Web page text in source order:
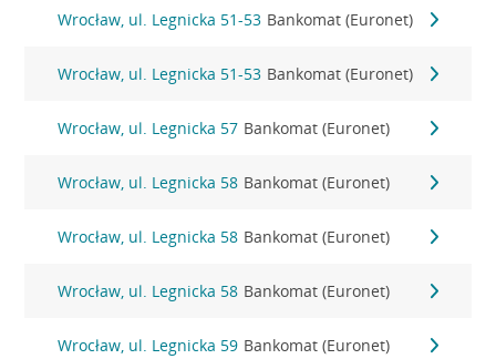
Wrocław, ul. Legnicka 51-53 Bankomat (Euronet)
Wrocław, ul. Legnicka 51-53 Bankomat (Euronet)
Wrocław, ul. Legnicka 57 Bankomat (Euronet)
Wrocław, ul. Legnicka 58 Bankomat (Euronet)
Wrocław, ul. Legnicka 58 Bankomat (Euronet)
Wrocław, ul. Legnicka 58 Bankomat (Euronet)
Wrocław, ul. Legnicka 59 Bankomat (Euronet)